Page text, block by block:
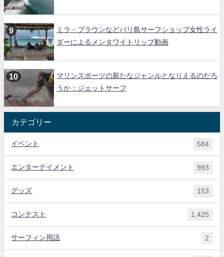
ミラ・ブラウンなどバリ島サーフショップ女性ライ
ダーによるメンタワイトリップ動画
マリンスポーツの新たなジャンルとなりえるのだろ
うか：ジェットサーフ
カテゴリー
イベント 584
エンターテイメント 993
グッズ 153
コンテスト 1,425
サーフィン用語 2